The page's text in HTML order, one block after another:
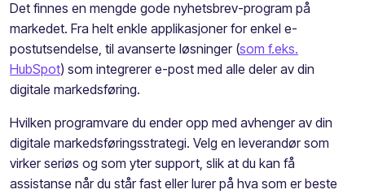
Det finnes en mengde gode nyhetsbrev-program på
markedet. Fra helt enkle applikasjoner for enkel e-
postutsendelse, til avanserte løsninger (som f.eks.
HubSpot) som integrerer e-post med alle deler av din
digitale markedsføring.
Hvilken programvare du ender opp med avhenger av din
digitale markedsføringsstrategi. Velg en leverandør som
virker seriøs og som yter support, slik at du kan få
assistanse når du står fast eller lurer på hva som er beste